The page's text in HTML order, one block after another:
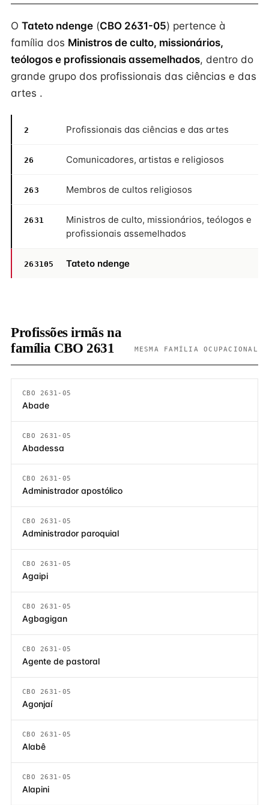
O Tateto ndenge (CBO 2631-05) pertence à
família dos Ministros de culto, missionários,
teólogos e profissionais assemelhados, dentro do
grande grupo dos profissionais das ciências e das
artes .
2 Profissionais das ciências e das artes
26 Comunicadores, artistas e religiosos
263 Membros de cultos religiosos
2631
Ministros de culto, missionários, teólogos e
profissionais assemelhados
263105 Tateto ndenge
Profissões irmãs na
família CBO 2631
MESMA FAMÍLIA OCUPACIONAL
CBO 2631-05
Abade
CBO 2631-05
Abadessa
CBO 2631-05
Administrador apostólico
CBO 2631-05
Administrador paroquial
CBO 2631-05
Agaipi
CBO 2631-05
Agbagigan
CBO 2631-05
Agente de pastoral
CBO 2631-05
Agonjaí
CBO 2631-05
Alabê
CBO 2631-05
Alapini